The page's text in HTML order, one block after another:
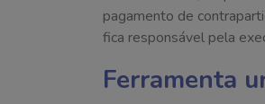
pagamento de
fica responsável pela
Ferramenta